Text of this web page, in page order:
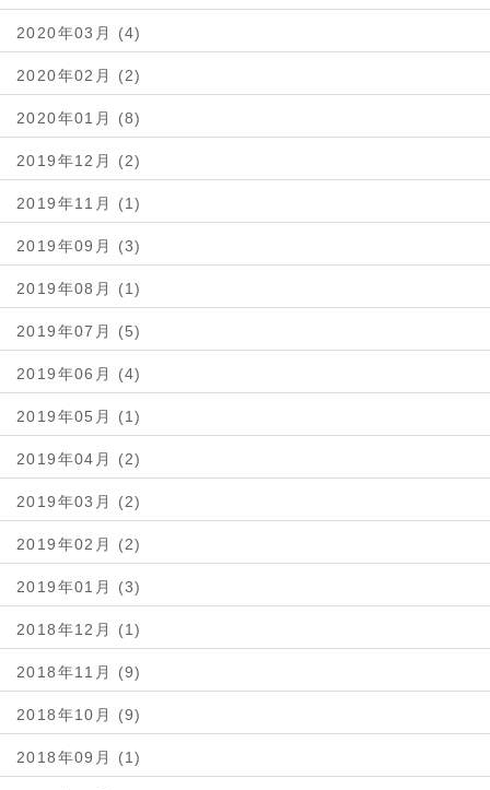
2020年03月 (4)
2020年02月 (2)
2020年01月 (8)
2019年12月 (2)
2019年11月 (1)
2019年09月 (3)
2019年08月 (1)
2019年07月 (5)
2019年06月 (4)
2019年05月 (1)
2019年04月 (2)
2019年03月 (2)
2019年02月 (2)
2019年01月 (3)
2018年12月 (1)
2018年11月 (9)
2018年10月 (9)
2018年09月 (1)